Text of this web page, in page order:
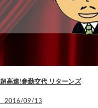
超高速!参勤交代 リターンズ
2016/09/13